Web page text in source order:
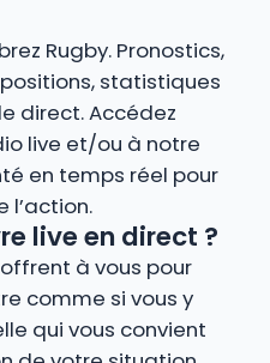
Rugby. Pronostics,
statistiques
direct. Accédez
live et/ou à notre
en temps réel pour
l’action.
live en direct ?
à vous pour
comme si vous y
qui vous convient